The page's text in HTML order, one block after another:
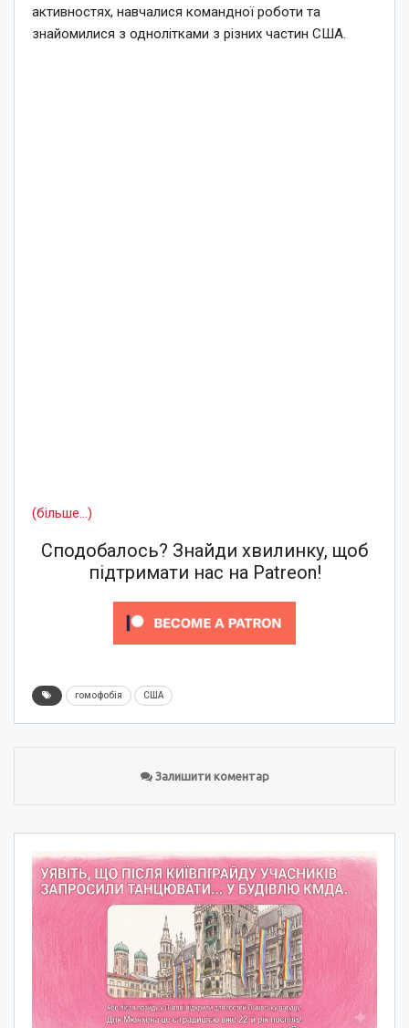
активностях, навчалися командної роботи та
знайомилися з однолітками з різних частин США.
(більше…)
Сподобалось? Знайди хвилинку, щоб
підтримати нас на Patreon!
гомофобія США
Залишити коментар